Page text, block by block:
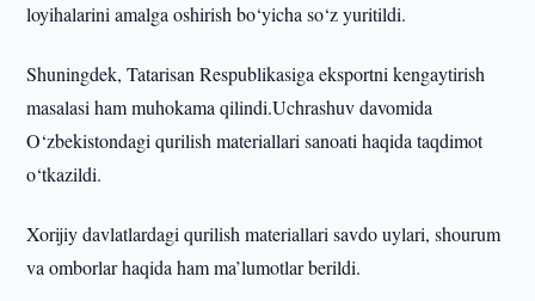
loyihalarini amalga oshirish bo‘yicha so‘z yuritildi.
Shuningdek, Tatarisan Respublikasiga eksportni kengaytirish
masalasi ham muhokama qilindi.Uchrashuv davomida
O‘zbekistondagi qurilish materiallari sanoati haqida taqdimot
o‘tkazildi.
Xorijiy davlatlardagi qurilish materiallari savdo uylari, shourum
va omborlar haqida ham ma’lumotlar berildi.